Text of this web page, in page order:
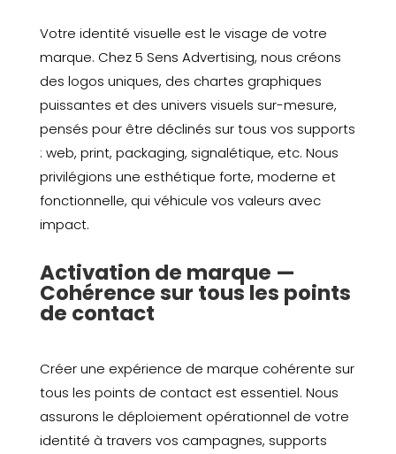
Votre identité visuelle est le visage de votre
marque. Chez 5 Sens Advertising, nous créons
des logos uniques, des chartes graphiques
puissantes et des univers visuels sur-mesure,
pensés pour être déclinés sur tous vos supports
: web, print, packaging, signalétique, etc. Nous
privilégions une esthétique forte, moderne et
fonctionnelle, qui véhicule vos valeurs avec
impact.
Activation de marque —
Cohérence sur tous les points
de contact
Créer une expérience de marque cohérente sur
tous les points de contact est essentiel. Nous
assurons le déploiement opérationnel de votre
identité à travers vos campagnes, supports